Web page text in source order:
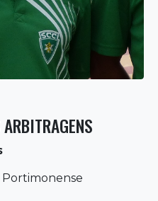
Portimonense